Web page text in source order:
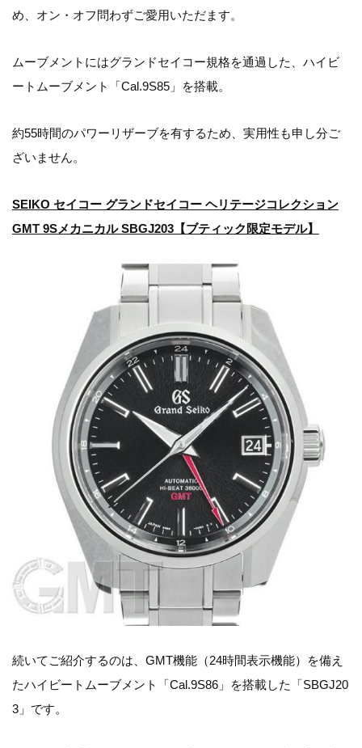
め、オン・オフ問わずご愛用いただます。
ムーブメントにはグランドセイコー規格を通過した、ハイビ
ートムーブメント「Cal.9S85」を搭載。
約55時間のパワーリザーブを有するため、実用性も申し分ご
ざいません。
SEIKO セイコー グランドセイコー ヘリテージコレクション
GMT 9Sメカニカル SBGJ203【ブティック限定モデル】
続いてご紹介するのは、GMT機能（24時間表示機能）を備え
たハイビートムーブメント「Cal.9S86」を搭載した「SBGJ20
3」です。